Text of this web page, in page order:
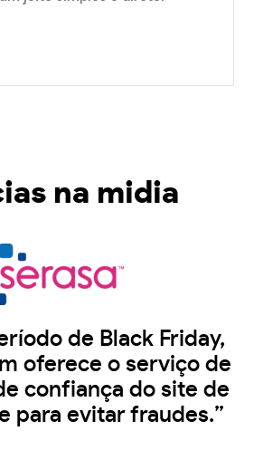
na midia
de Black Friday,
oferece o serviço de
confiança do site de
para evitar fraudes.”